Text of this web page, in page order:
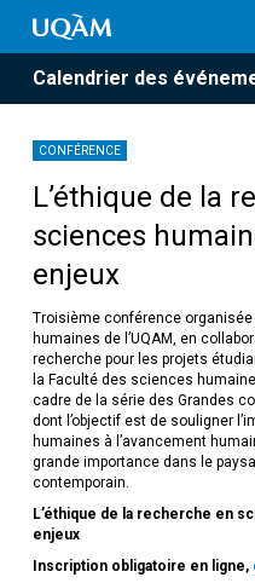
Calendrier des
CONFÉRENCE
L’éthique de la
sciences
enjeux
Troisième conférence
humaines de l’UQAM, en
recherche pour les projets
la Faculté des sciences
cadre de la série des Grandes
dont l’objectif est de souligner
humaines à l’avancement
grande importance dans le
contemporain.
L’éthique de la recherche en
enjeux
Inscription obligatoire en ligne,